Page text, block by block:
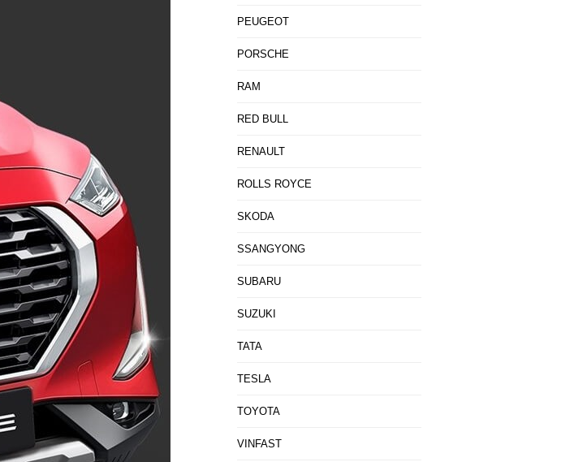
PEUGEOT
PORSCHE
RAM
RED BULL
RENAULT
ROLLS ROYCE
SKODA
SSANGYONG
SUBARU
SUZUKI
TATA
TESLA
TOYOTA
VINFAST